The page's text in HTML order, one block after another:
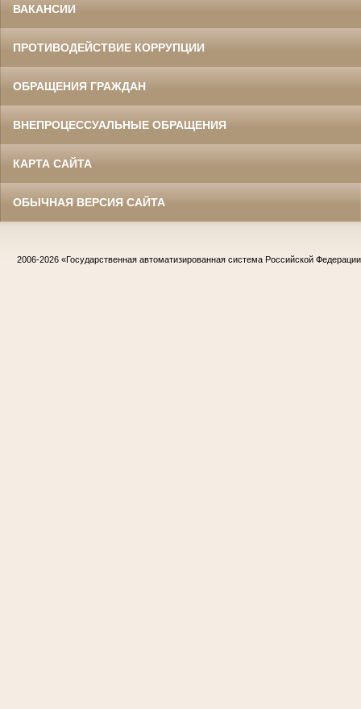
ВАКАНСИИ
ПРОТИВОДЕЙСТВИЕ КОРРУПЦИИ
ОБРАЩЕНИЯ ГРАЖДАН
ВНЕПРОЦЕССУАЛЬНЫЕ ОБРАЩЕНИЯ
КАРТА САЙТА
ОБЫЧНАЯ ВЕРСИЯ САЙТА
2006-2026 «Государственная автоматизированная система Российской